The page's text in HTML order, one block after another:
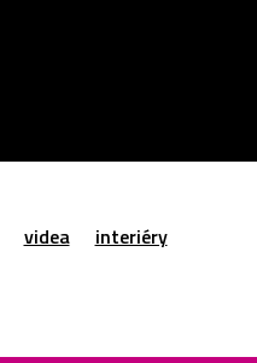
videa interiéry